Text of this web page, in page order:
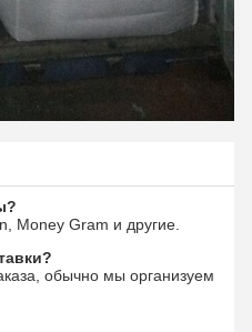
Money Gram и другие.
обычно мы организуем